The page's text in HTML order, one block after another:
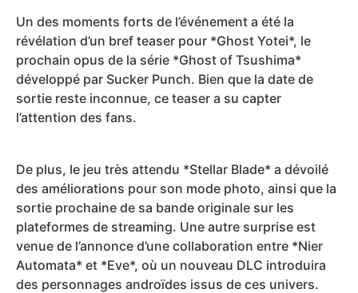
Un des moments forts de l’événement a été la
révélation d’un bref teaser pour *Ghost Yotei*, le
prochain opus de la série *Ghost of Tsushima*
développé par Sucker Punch. Bien que la date de
sortie reste inconnue, ce teaser a su capter
l’attention des fans.
De plus, le jeu très attendu *Stellar Blade* a dévoilé
des améliorations pour son mode photo, ainsi que la
sortie prochaine de sa bande originale sur les
plateformes de streaming. Une autre surprise est
venue de l’annonce d’une collaboration entre *Nier
Automata* et *Eve*, où un nouveau DLC introduira
des personnages androïdes issus de ces univers.